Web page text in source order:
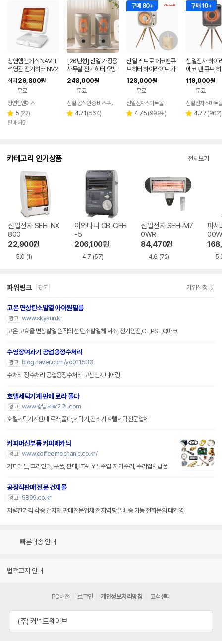
청연엠엔에스 NAVEE
석영관 전기히터 NV2
52-DHTA10
최저 29,800원
무료
청연엠엔에스
별
점
5 리
뷰
(22)
판매처5
[26년형] 신일 가정용
사무실 전기히터 오방
난로 난방기 스토브 에
코 + 상부망 포함
248,000원
무료
신일 공식인증 비즈포비즈
별 4.71 리
(564)
구매 80+
신일 레트로 에코팬큐
브히터 하이라이트 가
정용 전기히터 크림베
이지 SEH-BE800P
128,000원
무료
신일전자스마트몰
별 4.75 리
(999+)
구매 10+
신일전자 하이
에코 팬 큐브
이 SEH-
119,000원
무료
신일전자스마트
별 4.77 리
(902)
카테고리 인기상품 전체보기
신일전자 SEH-NX
800
22,900원
5.0 (1)
이와타니 CB-GFH
-5
206,100원
4.7 (57)
신일전자 SEH-M7
0WR
84,470원
4.6 (72)
파세
파워링크 광고 가입신청
고온 면상탄소발열 아이원필름
광고 www.skysun.kr
고온 고효율 면상발열 원적외선 탄소발열체 제조, 전기안전,CE,PSE,Q마크
수영장여과기 공업용정수처리
광고
blog.naver.com/yd011533
수처리 정수처리 공업용정수처리 고산엔지니어링
호텔세탁기계 판매 로라 폴다
광고 www.강남세탁기계.com
호텔세탁기계판매 로라,폴다,세탁기,건조기 호텔세탁전문업체
커피머신부품 커피메카닉
광고 www.coffeemechanic.co.kr/
커피머신, 그라인더, 부품, 판매, ITALY직수입, 자가수리, 수리업체납품
공장직판매 전문 건재몰
광고
9899.co.kr
저렴한가격 각종 건자재 판매전문업체 전지역 당일배송 가능 전화문의 대환영
빠른배송 안내
법적고지 안내
PC버전 로그인 개인정보처리방침 고객센터
(주) 커넥트웨이브